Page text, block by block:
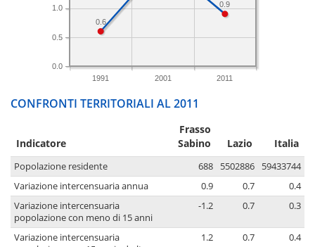
1991 2001 2011
0.0
0.5
1.0 0.9
0.6
CONFRONTI TERRITORIALI AL 2011
Indicatore
Frasso
Sabino
Lazio Italia
Popolazione residente 688 5502886
59433744
Variazione intercensuaria annua
0.9 0.7
0.4
Variazione intercensuaria
popolazione con meno di 15 anni
-1.2 0.7 0.3
Variazione intercensuaria
1.2 0.7 0.4